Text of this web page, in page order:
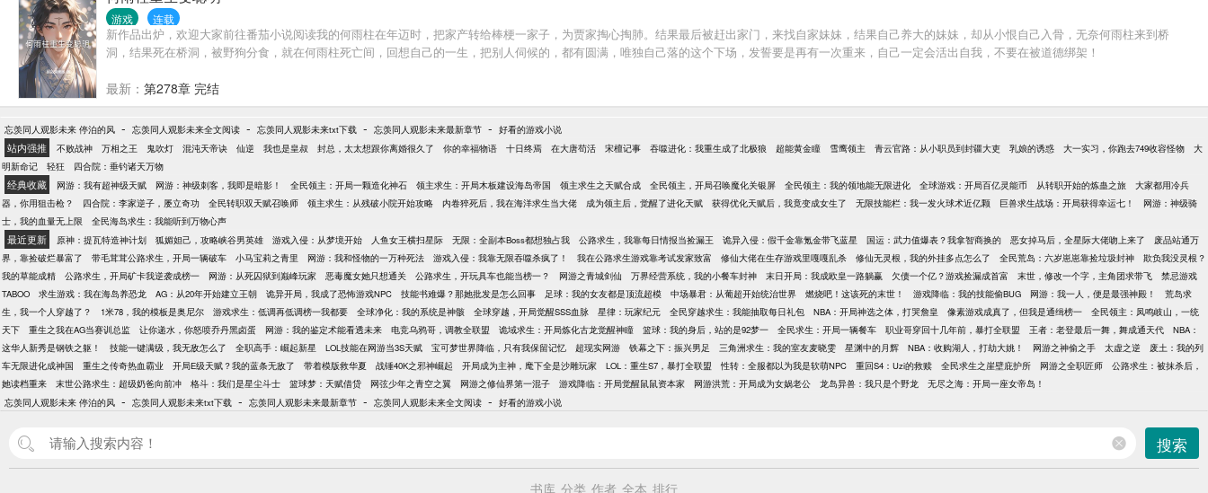
游戏 连载
新作品出炉，欢迎大家前往番茄小说阅读我的何雨柱在年迈时，把家产转给棒梗一家子，为贾家掏心掏肺。结果最后被赶出家门，来找自家妹妹，结果自己养大的妹妹，却从小恨自己入骨，无奈何雨柱来到桥
洞，结果死在桥洞，被野狗分食，就在何雨柱死亡间，回想自己的一生，把别人伺候的，都有圆满，唯独自己落的这个下场，发誓要是再有一次重来，自己一定会活出自我，不要在被道德绑架！
最新： 第278章 完结
忘羡同人观影未来 停泊的风 - 忘羡同人观影未来全文阅读 - 忘羡同人观影未来txt下载 - 忘羡同人观影未来最新章节 - 好看的游戏小说
站内强推 不败战神 万相之王 鬼吹灯 混沌天帝诀 仙逆 我也是皇叔 封总，太太想跟你离婚很久了 你的幸福物语 十日终焉 在大唐苟活 宋檀记事 吞噬进化：我重生成了北极狼 超能黄金瞳 雪鹰领主 青云官路：从小职员到封疆大吏 乳娘的诱惑 大一实习，你跑去749收容怪物
大
明新命记
轻狂 四合院：垂钓诸天万物
经典收藏 网游：我有超神级天赋 网游：神级刺客，我即是暗影！ 全民领主：开局一颗造化神石 领主求生：开局木板建设海岛帝国 领主求生之天赋合成 全民领主，开局召唤魔化关银屏 全民领主：我的领地能无限进化 全球游戏：开局百亿灵能币 从转职开始的炼蛊之旅
大家都用冷兵
器，你用狙击枪？
四合院：李家逆子，屡立奇功 全民转职双天赋召唤师 领主求生：从残破小院开始攻略 内卷猝死后，我在海洋求生当大佬 成为领主后，觉醒了进化天赋 获得优化天赋后，我竟变成女生了 无限技能栏：我一发火球术近亿颗 巨兽求生战场：开局获得幸运七！
网游：神级骑
士，我的血量无上限
全民海岛求生：我能听到万物心声
最近更新 原神：提瓦特造神计划 狐媚妲己，攻略峡谷男英雄 游戏入侵：从梦境开始 人鱼女王横扫星际 无限：全副本Boss都想独占我 公路求生，我靠每日情报当捡漏王 诡异入侵：假千金靠氪金带飞蓝星 国运：武力值爆表？我拿智商换的 恶女掉马后，全星际大佬吻上来了
废品站通万
界，靠捡破烂暴富了
带毛茸茸公路求生，开局一辆破车 小马宝莉之青里 网游：我和怪物的一万种死法 游戏入侵：我靠无限吞噬杀疯了！ 我在公路求生游戏靠考试发家致富 修仙大佬在生存游戏里嘎嘎乱杀 修仙无灵根，我的外挂多点怎么了 全民荒岛：六岁崽崽靠捡垃圾封神
欺负我没灵根？
我的草能成精
公路求生，开局矿卡我逆袭成榜一 网游：从死囚狱到巅峰玩家 恶毒魔女她只想通关 公路求生，开玩具车也能当榜一？ 网游之青城剑仙 万界经营系统，我的小餐车封神 末日开局：我成欧皇一路躺赢 欠债一个亿？游戏捡漏成首富 末世，修改一个字，主角团求带飞
禁忌游戏
TABOO
求生游戏：我在海岛养恐龙 AG：从20年开始建立王朝 诡异开局，我成了恐怖游戏NPC 技能书难爆？那她批发是怎么回事 足球：我的女友都是顶流超模 中场暴君：从葡超开始统治世界 燃烧吧！这该死的末世！ 游戏降临：我的技能偷BUG 网游：我一人，便是最强神殿！
荒岛求
生，我一个人穿越了？
1米78，我的模板是奥尼尔 游戏求生：低调再低调榜一我都要 全球净化：我的系统是神骸 全球穿越，开局觉醒SSS血脉 星律：玩家纪元 全民穿越求生：我能抽取每日礼包 NBA：开局神选之体，打哭詹皇 像素游戏成真了，但我是通缉榜一
全民领主：凤鸣岐山，一统
天下
重生之我在AG当赛训总监 让你递水，你怒喷乔丹黑卤蛋 网游：我的鉴定术能看透未来 电竞乌鸦哥，调教全联盟 诡域求生：开局炼化古龙觉醒神瞳 篮球：我的身后，站的是92梦一 全民求生：开局一辆餐车 职业哥穿回十几年前，暴打全联盟 王者：老登最后一舞，舞成通天代
NBA：
这华人新秀是钢铁之躯！
技能一键满级，我无敌怎么了 全职高手：崛起新星 LOL技能在网游当3S天赋 宝可梦世界降临，只有我保留记忆 超现实网游 铁幕之下：振兴男足 三角洲求生：我的室友麦晓雯 星渊中的月辉 NBA：收购湖人，打劫大姚！ 网游之神偷之手 太虚之逆
废土：我的列
车无限进化成神国
重生之传奇热血霸业 开局E级天赋？我的蓝条无敌了 带着模版救华夏 战锤40K之邪神崛起 开局成为主神，麾下全是沙雕玩家 LOL：重生S7，暴打全联盟 性转：全服都以为我是软萌NPC 重回S4：Uzi的救赎 全民求生之崖壁庇护所 网游之全职匠师
公路求生：被抹杀后，
她读档重来
末世公路求生：超级奶爸向前冲 格斗：我们是星尘斗士 篮球梦：天赋借贷 网弦少年之青空之翼 网游之修仙界第一混子 游戏降临：开局觉醒鼠鼠资本家 网游洪荒：开局成为女娲老公 龙岛异兽：我只是个野龙
无尽之海：开局一座女帝岛！
忘羡同人观影未来 停泊的风 - 忘羡同人观影未来txt下载 - 忘羡同人观影未来最新章节 - 忘羡同人观影未来全文阅读 - 好看的游戏小说
搜索
书库 分类 作者 全本 排行